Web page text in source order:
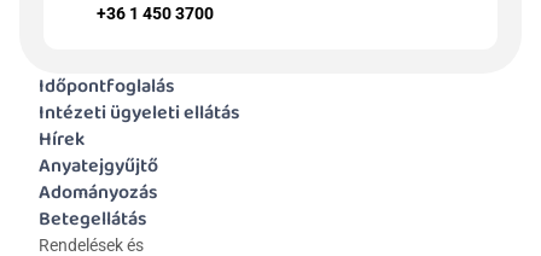
+36 1 450 3700
Időpontfoglalás
Intézeti ügyeleti ellátás
Hírek
Anyatejgyűjtő
Adományozás
Betegellátás
Rendelések és